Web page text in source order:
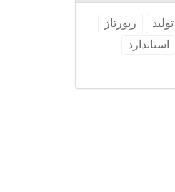
تولید
رپورتاژ
استاندارد